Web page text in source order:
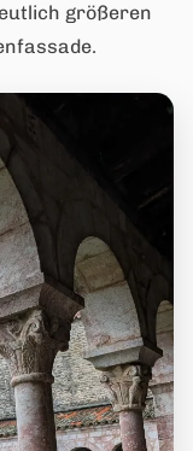
größeren